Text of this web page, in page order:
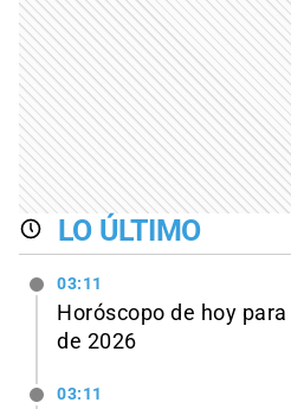
LO ÚLTIMO
03:11
Horóscopo de hoy
de 2026
03:11